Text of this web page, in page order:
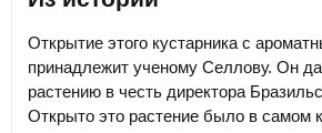
Открытие этого кустарника с
принадлежит ученому Селлову. Он
растению в честь директора
Открыто это растение было в самом